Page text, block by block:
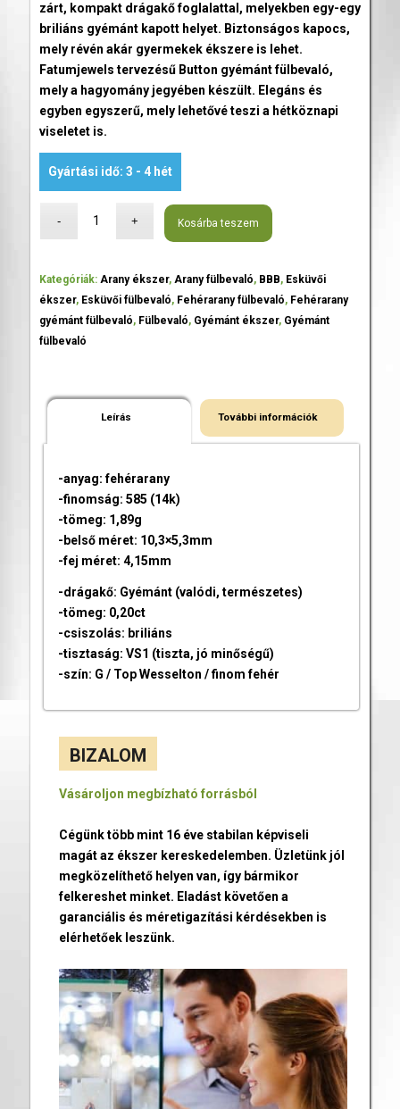
zárt, kompakt drágakő foglalattal, melyekben egy-egy
briliáns gyémánt kapott helyet. Biztonságos kapocs,
mely révén akár gyermekek ékszere is lehet.
Fatumjewels tervezésű Button gyémánt fülbevaló,
mely a hagyomány jegyében készült. Elegáns és
egyben egyszerű, mely lehetővé teszi a hétköznapi
viseletet is.
Gyártási idő: 3 - 4 hét
Kosárba teszem
Kategóriák: Arany ékszer, Arany fülbevaló, BBB, Esküvői
ékszer, Esküvői fülbevaló, Fehérarany fülbevaló, Fehérarany
gyémánt fülbevaló, Fülbevaló, Gyémánt ékszer, Gyémánt
fülbevaló
Leírás További információk
-anyag: fehérarany
-finomság: 585 (14k)
-tömeg: 1,89g
-belső méret: 10,3×5,3mm
-fej méret: 4,15mm
-drágakő: Gyémánt (valódi, természetes)
-tömeg: 0,20ct
-csiszolás: briliáns
-tisztaság: VS1 (tiszta, jó minőségű)
-szín: G / Top Wesselton / finom fehér
BIZALOM
Vásároljon megbízható forrásból
Cégünk több mint 16 éve stabilan képviseli
magát az ékszer kereskedelemben. Üzletünk jól
megközelíthető helyen van, így bármikor
felkereshet minket. Eladást követően a
garanciális és méretigazítási kérdésekben is
elérhetőek leszünk.